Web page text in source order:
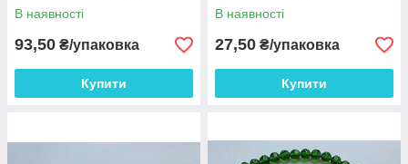
В наявності
93,50 ₴/упаковка
Купити
В наявності
27,50 ₴/упаковка
Купити